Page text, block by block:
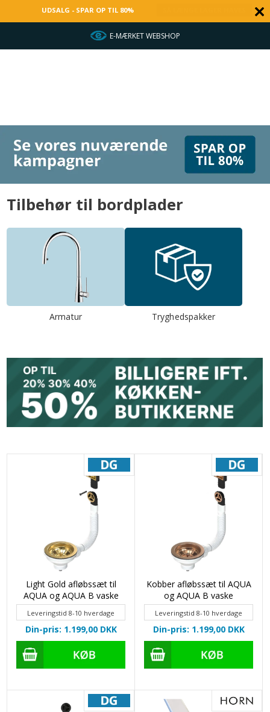
UDSALG - SPAR OP TIL 80%
HURTIG LEVERING
Tilbehør til bordplader
Armatur Tryghedspakker
Light Gold afløbssæt til
AQUA og AQUA B vaske
Leveringstid 8-10 hverdage
Din-pris: 1.199,00 DKK
Kobber afløbssæt til AQUA
og AQUA B vaske
Leveringstid 8-10 hverdage
Din-pris: 1.199,00 DKK